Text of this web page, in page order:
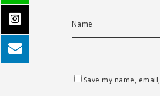
Name
Save my name,